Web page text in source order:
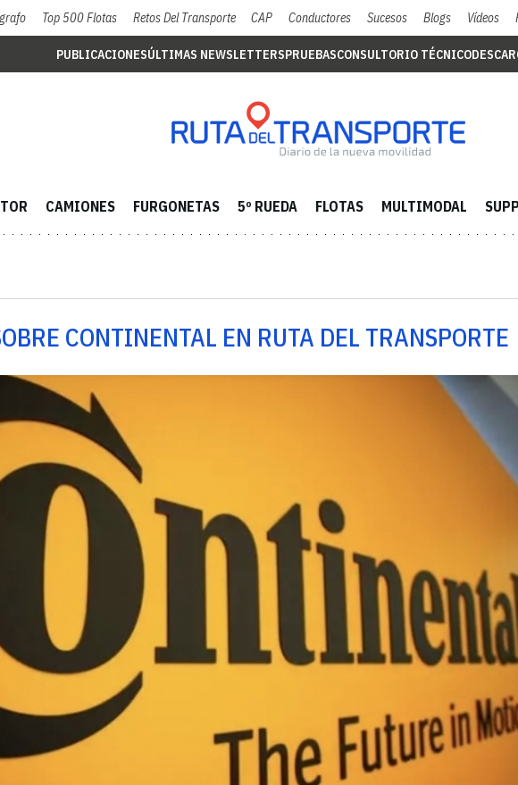
Top 500 Flotas Retos Del Transporte CAP Conductores Sucesos Blogs Vídeos
PUBLICACIONESÚLTIMAS NEWSLETTERSPRUEBASCONSULTORIO TÉCNICO
CAMIONES FURGONETAS 5º RUEDA FLOTAS MULTIMODAL
CONTINENTAL EN RUTA DEL TRANSPORTE